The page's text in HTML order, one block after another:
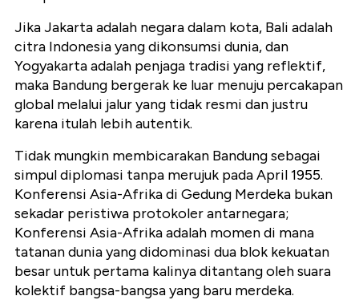
Jika Jakarta adalah negara dalam kota, Bali adalah
citra Indonesia yang dikonsumsi dunia, dan
Yogyakarta adalah penjaga tradisi yang reflektif,
maka Bandung bergerak ke luar menuju percakapan
global melalui jalur yang tidak resmi dan justru
karena itulah lebih autentik.
Tidak mungkin membicarakan Bandung sebagai
simpul diplomasi tanpa merujuk pada April 1955.
Konferensi Asia-Afrika di Gedung Merdeka bukan
sekadar peristiwa protokoler antarnegara;
Konferensi Asia-Afrika adalah momen di mana
tatanan dunia yang didominasi dua blok kekuatan
besar untuk pertama kalinya ditantang oleh suara
kolektif bangsa-bangsa yang baru merdeka.